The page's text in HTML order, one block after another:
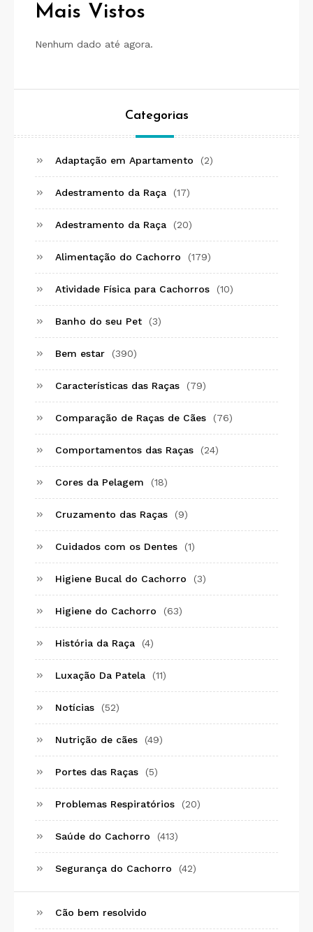
Mais Vistos
Nenhum dado até agora.
Categorias
Adaptação em Apartamento (2)
Adestramento da Raça (17)
Adestramento da Raça (20)
Alimentação do Cachorro (179)
Atividade Física para Cachorros (10)
Banho do seu Pet (3)
Bem estar (390)
Características das Raças (79)
Comparação de Raças de Cães (76)
Comportamentos das Raças (24)
Cores da Pelagem (18)
Cruzamento das Raças (9)
Cuidados com os Dentes (1)
Higiene Bucal do Cachorro (3)
Higiene do Cachorro (63)
História da Raça (4)
Luxação Da Patela (11)
Notícias (52)
Nutrição de cães (49)
Portes das Raças (5)
Problemas Respiratórios (20)
Saúde do Cachorro (413)
Segurança do Cachorro (42)
Cão bem resolvido